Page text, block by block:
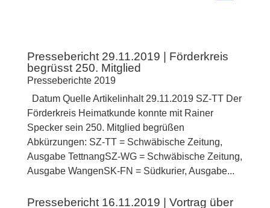
Pressebericht 29.11.2019 | Förderkreis
begrüsst 250. Mitglied
Presseberichte 2019
Datum Quelle Artikelinhalt 29.11.2019 SZ-TT Der
Förderkreis Heimatkunde konnte mit Rainer
Specker sein 250. Mitglied begrüßen
Abkürzungen: SZ-TT = Schwäbische Zeitung,
Ausgabe TettnangSZ-WG = Schwäbische Zeitung,
Ausgabe WangenSK-FN = Südkurier, Ausgabe...
Pressebericht 16.11.2019 | Vortrag über